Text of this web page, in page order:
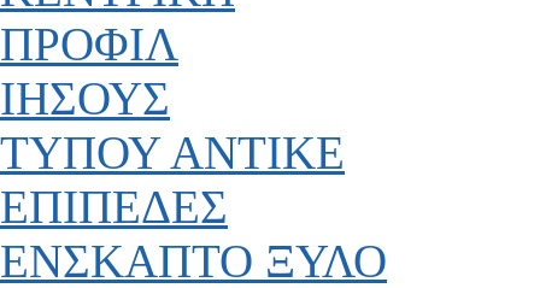
ΠΡΟΦΙΛ
ΙΗΣΟΥΣ
ΤΥΠΟΥ ΑΝΤΙΚΕ
ΕΠΙΠΕΔΕΣ
ΕΝΣΚΑΠΤΟ ΞΥΛΟ